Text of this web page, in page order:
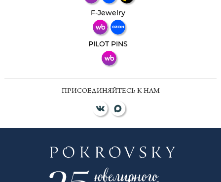
F-Jewelry
PILOT PINS
ПРИСОЕДИНЯЙТЕСЬ К НАМ